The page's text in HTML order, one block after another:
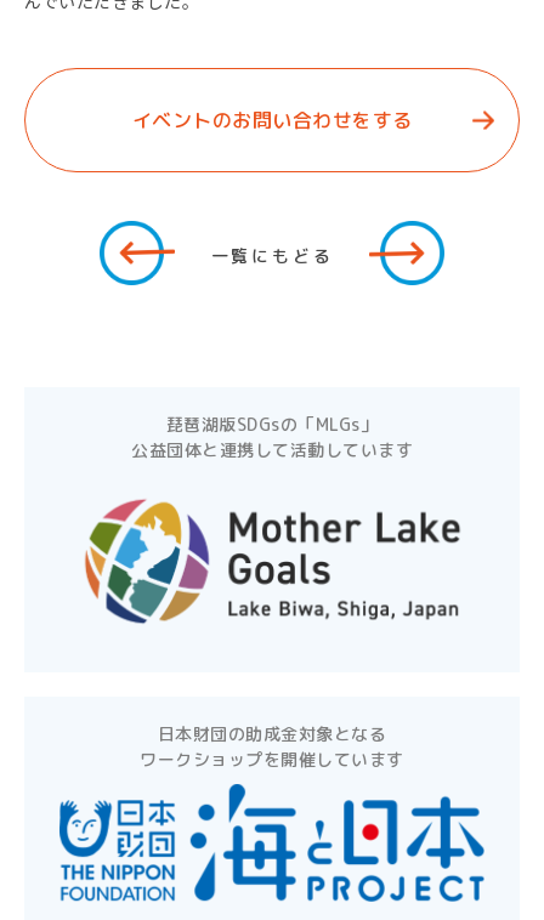
イベントのお問い合わせをする
一覧にもどる
琵琶湖版SDGsの「MLGs」
公益団体と連携して活動しています
日本財団の助成金対象となる
ワークショップを開催しています